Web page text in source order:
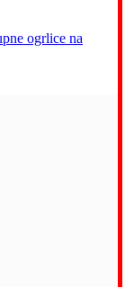
ogrlice na